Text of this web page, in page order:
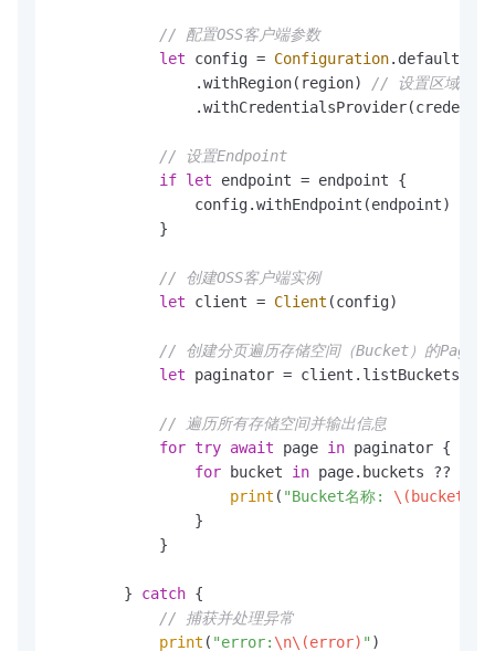
// 配置OSS客户端参数
let config = Configuration.default()
                .withRegion(region)
// 设置区域
// 设置Endpoint
if let endpoint = endpoint {
                config.withEndpoint(endpoint)
            }
// 创建OSS客户端实例
let client = Client (config)
// 创建分页遍历存储空间（Bucket）的
let paginator =
// 遍历所有存储空间并输出信息
for try await page in paginator {
for bucket in page.buckets ??
print ( "Bucket名称:
                }
            }
        }
catch {
// 捕获并处理异常
print ( "error: \n\(error) " )